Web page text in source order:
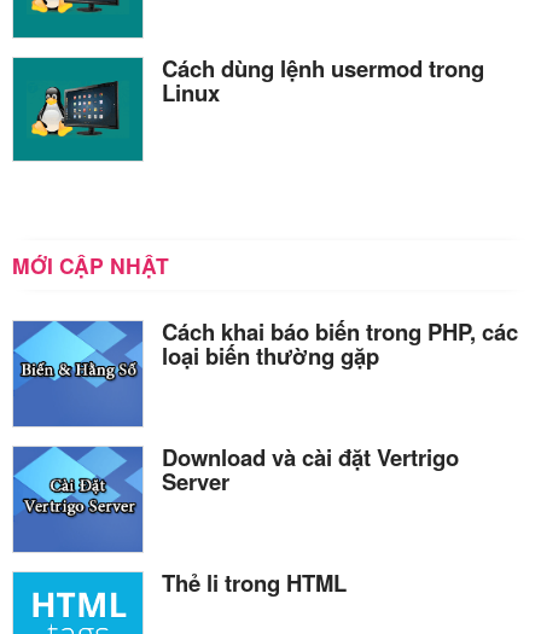
Cách dùng lệnh usermod trong
Linux
MỚI CẬP NHẬT
Cách khai báo biến trong PHP, các
loại biến thường gặp
Download và cài đặt Vertrigo
Server
Thẻ li trong HTML